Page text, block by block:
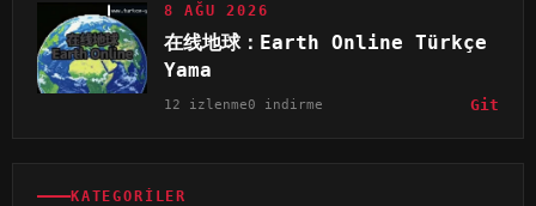
8 AĞU 2026
在线地球：Earth Online Türkçe
Yama
12 izlenme0 indirme Git
KATEGORILER